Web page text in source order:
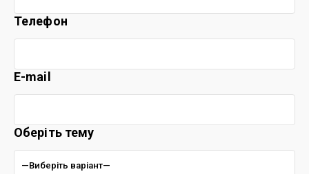
Телефон
E-mail
Оберіть тему